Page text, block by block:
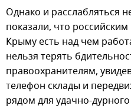
Однако и расслабляться
показали, что
Крыму есть над чем
нельзя терять
правоохранителям,
телефон склады и
рядом для удачно-